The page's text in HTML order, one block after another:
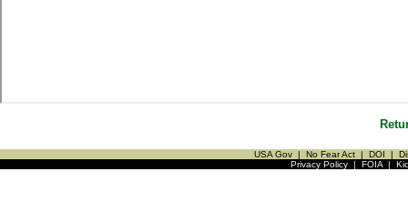
USA Gov | No Fear Act | DOI |
Privacy Policy| FOIA|